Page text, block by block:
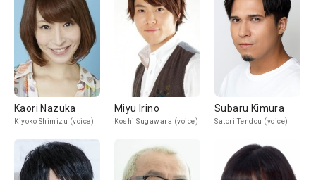
Kaori Nazuka
Kiyoko Shimizu (voice)
Miyu Irino
Koshi Sugawara (voice)
Subaru Kimura
Satori Tendou (voice)